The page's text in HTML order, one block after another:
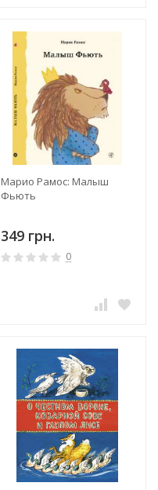
Марио Рамос: Малыш
Фьють
349 грн.
0